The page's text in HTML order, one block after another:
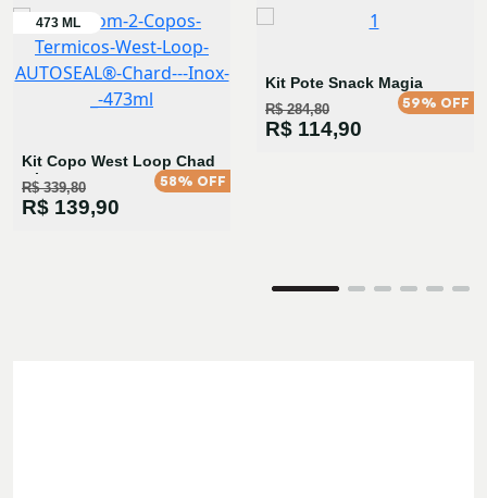
Kit Copo West Loop Chad
e Inox
R$ 339,80
R$ 139,90
58% OFF
Kit Pote Snack Magia
R$ 284,80
R$ 114,90
59% OFF